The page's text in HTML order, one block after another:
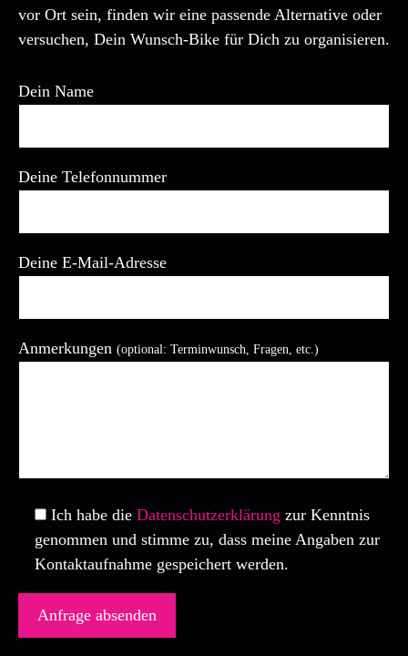
vor Ort sein, finden wir eine passende Alternative oder
versuchen, Dein Wunsch-Bike für Dich zu organisieren.
Dein Name
Deine Telefonnummer
Deine E-Mail-Adresse
Bitte lasse dieses Feld leer.
Anmerkungen (optional: Terminwunsch, Fragen, etc.)
Ich habe die Datenschutzerklärung zur Kenntnis
genommen und stimme zu, dass meine Angaben zur
Kontaktaufnahme gespeichert werden.